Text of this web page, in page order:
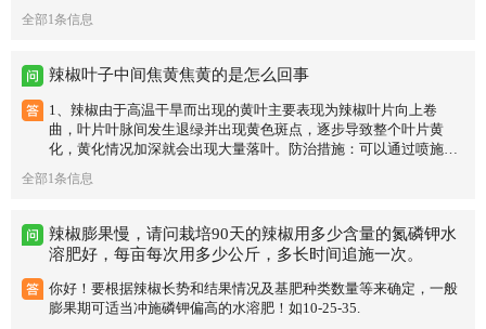
果实期果实变小无法形成正常果实。 2.黄花型：叶片变黄，严重时
整个叶片均变成黄色，无法进行光合作用，植株矮化无法正常生
死，植株变褐色或黑褐色并出现坏死斑，叶片后期脱落。 4.畸形
型：病毒病发生初期，叶脉褪绿，叶片皱缩上卷，后期叶片增厚，
但叶片有时出现线装条斑；后期植株上部节间缩短呈丛簇状，重病
果果面有绿色不匀的花斑和疣状突起。仅供参考！
全部1条信息
辣椒叶子中间焦黄焦黄的是怎么回事
1、辣椒由于高温干旱而出现的黄叶主要表现为辣椒叶片向上卷
曲，叶片叶脉间发生退绿并出现黄色斑点，逐步导致整个叶片黄
化，黄化情况加深就会出现大量落叶。防治措施：可以通过喷施叶
面肥或者及时浇水进行缓苗恢复，在夏季高温天气要做好人工降
温、遮阳通风处理。 2、营养缺素造成的黄叶 在辣椒种植过程中营
辣椒缺氮元素时会出现植株矮小，辣椒叶片薄且发黄，长时间缺氮
会出现落叶的情况；在辣椒进入果期时镁元素的摄入量不足会出现
叶片的叶面两侧出现黄化，随后逐步扩展到整个叶片黄化，新鲜叶
子虽然黄化但叶脉还是保持鲜绿，老叶则叶脉也开始黄化； 防治措
施：若在种植辣椒的过程中出现营养缺素而造成的黄叶和落叶情
全部1条信息
辣椒膨果慢，请问栽培90天的辣椒用多少含量的氮磷钾水
溶肥好，每亩每次用多少公斤，多长时间追施一次。
你好！要根据辣椒长势和结果情况及基肥种类数量等来确定，一般
膨果期可适当冲施磷钾偏高的水溶肥！如10-25-35.